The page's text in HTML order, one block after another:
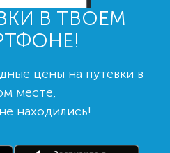
В ТВОЕМ
цены на путевки в
месте,
находились!